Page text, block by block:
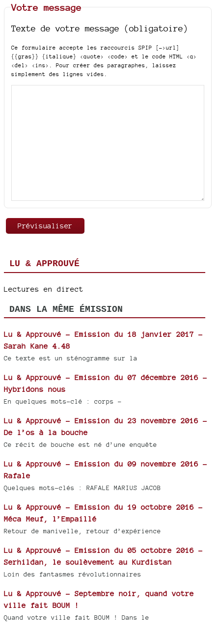
Votre message
Texte de votre message (obligatoire)
Ce formulaire accepte les raccourcis SPIP
[->url]
{{gras}} {italique} <quote> <code>
et le code HTML <q>
<del> <ins> . Pour créer des paragraphes, laissez
simplement des lignes vides.
LU & APPROUVÉ
Lectures en direct
DANS LA MÊME ÉMISSION
Lu & Approuvé - Emission du 18 janvier 2017 -
Sarah Kane 4.48
Ce texte est un sténogramme sur la
Lu & Approuvé - Emission du 07 décembre 2016 -
Hybridons nous
En quelques mots-clé : corps -
Lu & Approuvé - Emission du 23 novembre 2016 -
De l’os à la bouche
Ce récit de bouche est né d’une enquête
Lu & Approuvé - Emission du 09 novembre 2016 -
Rafale
Quelques mots-clés : RAFALE MARIUS JACOB
Lu & Approuvé - Emission du 19 octobre 2016 -
Méca Meuf, l’Empaillé
Retour de manivelle, retour d’expérience
Lu & Approuvé - Emission du 05 octobre 2016 -
Serhildan, le soulèvement au Kurdistan
Loin des fantasmes révolutionnaires
Lu & Approuvé - Septembre noir, quand votre
ville fait BOUM !
Quand votre ville fait BOUM ! Dans le